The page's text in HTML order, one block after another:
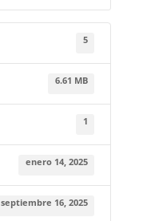
5
6.61 MB
1
enero 14, 2025
septiembre 16, 2025